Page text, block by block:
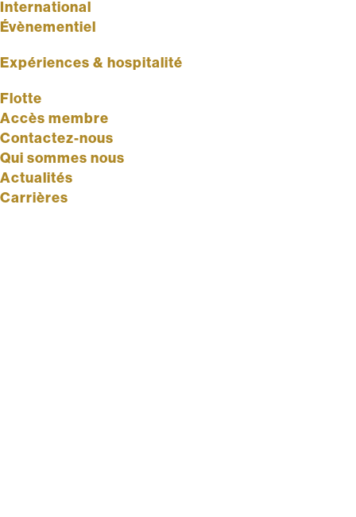
International
Évènementiel
Expériences & hospitalité
Flotte
Accès membre
Contactez-nous
Qui sommes nous
Actualités
Carrières